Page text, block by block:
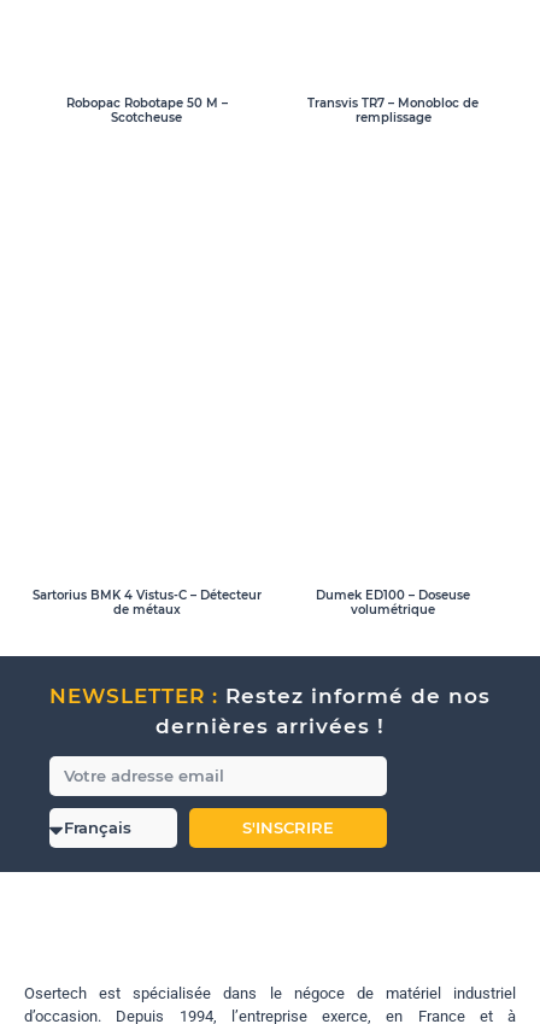
Robopac Robotape 50 M –
Scotcheuse
Transvis TR7 – Monobloc de
remplissage
Sartorius BMK 4 Vistus-C – Détecteur
de métaux
Dumek ED100 – Doseuse
volumétrique
NEWSLETTER : Restez informé de nos
dernières arrivées !
S'INSCRIRE
Osertech est spécialisée dans le négoce de matériel industriel
d’occasion. Depuis 1994, l’entreprise exerce, en France et à